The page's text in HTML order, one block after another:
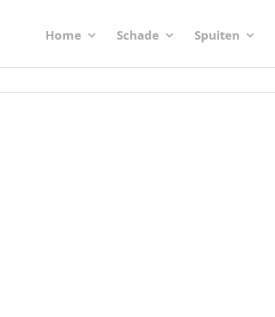
Home Schade Spuiten